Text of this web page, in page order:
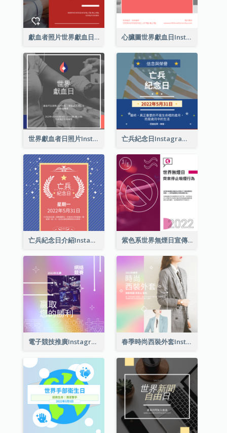
獻血者照片世界獻血日Instagram帖子 心臟圖世界獻血日Instagram帖子
世界獻血者日照片Instagram帖子 亡兵紀念日Instagram帖子(附名言引用)
亡兵紀念日介紹Instagram帖子 紫色系世界無煙日宣傳用Instagram帖子
電子競技推廣Instagram帖子 春季時尚西裝外套Instagram帖子